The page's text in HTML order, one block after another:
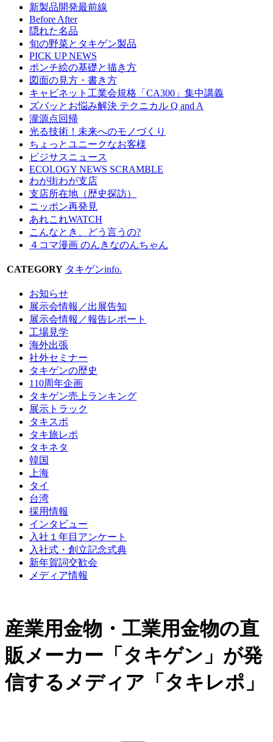
新製品開発最前線
Before After
隠れた名品
旬の野菜とタキゲン製品
PICK UP NEWS
ポンチ絵の基礎と描き方
図面の見方・書き方
キャビネット工業会規格「CA300」集中講義
ズバッとお悩み解決 テクニカル Q and A
瀧源点回帰
光る技術！未来へのモノづくり
ちょっとユニークなお客様
ビジサスニュース
ECOLOGY NEWS SCRAMBLE
わが街わが支店
支店所在地（歴史探訪）
ニッポン再発見
あれこれWATCH
こんなとき、どう言うの?
４コマ漫画 のんきなのんちゃん
CATEGORY タキゲンinfo.
お知らせ
展示会情報／出展告知
展示会情報／報告レポート
工場見学
海外出張
社外セミナー
タキゲンの歴史
110周年企画
タキゲン売上ランキング
展示トラック
タキスポ
タキ旅レポ
タキネタ
韓国
上海
タイ
台湾
採用情報
インタビュー
入社１年目アンケート
入社式・創立記念式典
新年賀詞交歓会
メディア情報
産業用金物・工業用金物の直
販メーカー「タキゲン」が発
信するメディア「タキレポ」